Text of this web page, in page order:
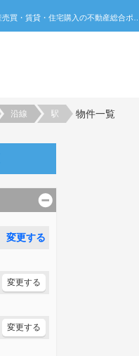
沿線 駅 物件一覧
変更する
変更する
変更する